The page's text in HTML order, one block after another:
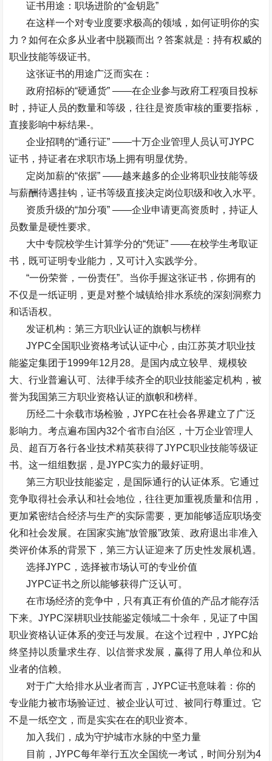
证书用途：职场进阶的“金钥匙”
在这样一个对专业度要求极高的领域，如何证明你的实
力？如何在众多从业者中脱颖而出？答案就是：持有权威的
职业技能等级证书。
这张证书的用途广泛而实在：
政府招标的“硬通货” ——在企业参与政府工程项目投标
时，持证人员的数量和等级，往往是资质审核的重要指标，
直接影响中标结果-。
企业招聘的“通行证” ——十万企业管理人员认可JYPC
证书，持证者在求职市场上拥有明显优势。
定岗加薪的“依据” ——越来越多的企业将职业技能等级
与薪酬待遇挂钩，证书等级直接决定岗位职级和收入水平。
资质升级的“加分项” ——企业申请更高资质时，持证人
员数量是硬性要求。
大中专院校学生计算学分的“凭证” ——在校学生考取证
书，既可证明专业能力，又可计入实践学分。
“一份荣誉，一份责任”。当你手握这张证书，你拥有的
不仅是一纸证明，更是对整个城镇给排水系统的深刻洞察力
和话语权。
发证机构：第三方职业认证的旗帜与榜样
JYPC全国职业资格考试认证中心，由江苏英才职业技
能鉴定集团于1999年12 月 28。是国内成立较早、规模较
大、行业普遍认可、法律手续齐全的职业技能鉴定机构，被
誉为我国第三方职业资格认证的旗帜和榜样。
历经二十余载市场检验，JYPC在社会各界建立了广泛
影响力。考点遍布国内32个省市自治区，十万企业管理人
员、超百万各行各业技术精英获得了JYPC职业技能等级证
书。这一组组数据，是JYPC实力的最好证明。
第三方职业技能鉴定，是国际通行的认证体系。它通过
竞争取得社会承认和社会地位，往往更加重视质量和信用，
更加紧密结合经济与生产的实际需要，更加能够适应职场变
化和社会发展。在国家实施“放管服”政策、政府退出非准入
类评价体系的背景下，第三方认证迎来了历史性发展机遇。
选择JYPC ，选择被市场认可的专业价值
JYPC证书之所以能够获得广泛认可。
在市场经济的竞争中，只有真正有价值的产品才能存活
下来。JYPC深耕职业技能鉴定领域二十余年，见证了中国
职业资格认证体系的变迁与发展。在这个过程中，JYPC始
终坚持以质量求生存、以信誉求发展，赢得了用人单位和从
业者的信赖。
对于广大给排水从业者而言，JYPC证书意味着：你的
专业能力被市场验证过、被企业认可过、被同行尊重过。它
不是一纸空文，而是实实在在的职业资本。
加入我们，成为守护城市水脉的中坚力量
目前，JYPC每年举行五次全国统一考试，时间分别为4